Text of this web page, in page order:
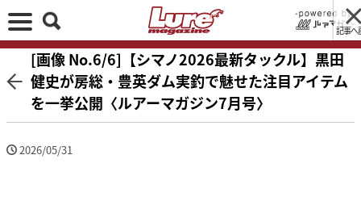
記事へ
[画像 No.6/6]【シマノ2026最新タックル】黒田
健史が房総・豊英ダム実釣で魅せた注目アイテム
を一挙公開〈ルアーマガジン7月号〉
2026/05/31